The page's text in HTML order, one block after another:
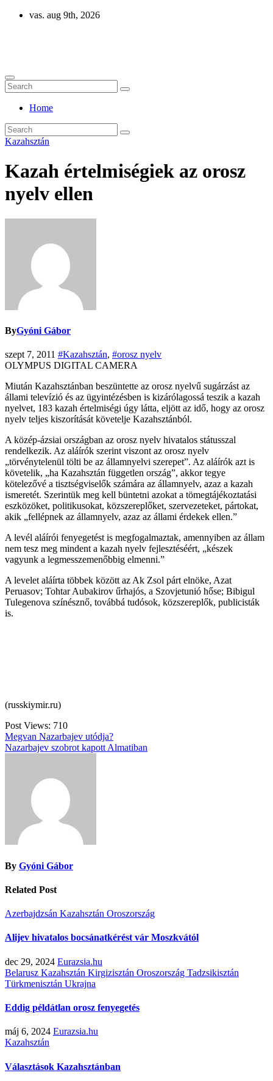
Skip
vas. aug 9th, 2026
Home
Kazahsztán
Kazah értelmiségiek az orosz
nyelv ellen
ByGyóni Gábor
szept 7, 2011 #Kazahsztán, #orosz nyelv
OLYMPUS DIGITAL CAMERA
Miután Kazahsztánban beszüntette az orosz nyelvű sugárzást az
állami televízió és az ügyintézésben is kizárólagossá teszik a kazah
nyelvet, 183 kazah értelmiségi úgy látta, eljött az idő, hogy az orosz
nyelv teljes kiszorítását követelje Kazahsztánból.
A közép-ázsiai országban az orosz nyelv hivatalos státusszal
rendelkezik. Az aláírók szerint viszont az orosz nyelv
„törvénytelenül tölti be az államnyelvi szerepet”. Az aláírók azt is
követelik, „ha Kazahsztán független ország”, akkor tegye
kötelezővé a tisztségviselők számára az államnyelv, azaz a kazah
ismeretét. Szerintük meg kell büntetni azokat a tömegtájékoztatási
eszközöket, politikusokat, közszereplőket, szervezeteket, pártokat,
akik „fellépnek az államnyelv, azaz az állami érdekek ellen.”
A levél aláírói fenyegetést is megfogalmaztak, amennyiben az állam
nem tesz meg mindent a kazah nyelv fejlesztéséért, „készek
vagyunk a legmesszemenőbbig elmenni.”
A levelet aláírta többek között az Ak Zsol párt elnöke, Azat
Peruasov; Tohtar Aubakirov űrhajós, a Szovjetunió hőse; Bibigul
Tulegenova színésznő, továbbá tudósok, közszereplők, publicisták
is.
(russkiymir.ru)
Post Views: 710
Bejegyzés
navigáció
Megvan Nazarbajev utódja?
Nazarbajev szobrot kapott Almatiban
By Gyóni Gábor
Related Post
Azerbajdzsán Kazahsztán Oroszország
Alijev hivatalos bocsánatkérést vár Moszkvától
dec 29, 2024 Eurazsia.hu
Belarusz Kazahsztán Kirgizisztán Oroszország Tadzsikisztán
Türkmenisztán Ukrajna
Eddig példátlan orosz fenyegetés
máj 6, 2024 Eurazsia.hu
Kazahsztán
Választások Kazahsztánban